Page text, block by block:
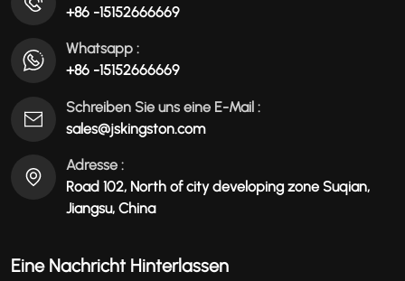
+86 -15152666669
Whatsapp :
+86 -15152666669
Schreiben Sie uns eine E-Mail :
sales@jskingston.com
Adresse :
Road 102, North of city developing zone Suqian,
Jiangsu, China
Eine Nachricht Hinterlassen